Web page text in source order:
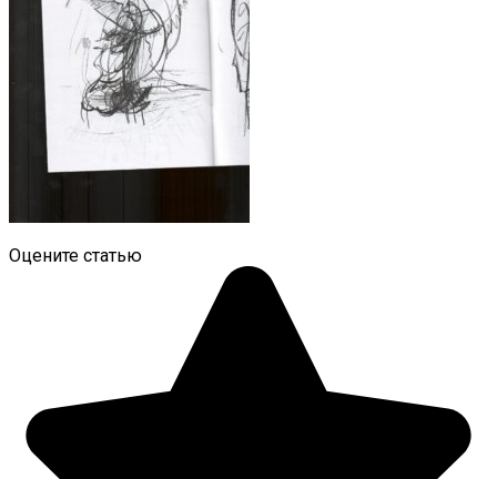
Оцените статью